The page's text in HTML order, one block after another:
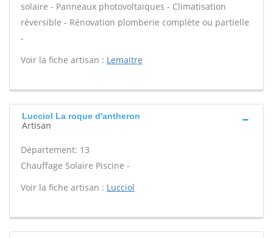
solaire - Panneaux photovoltaïques - Climatisation
réversible - Rénovation plomberie complète ou partielle
-
Voir la fiche artisan : Lemaitre
Lucciol La roque d'antheron
Artisan
Département: 13
Chauffage Solaire Piscine -
Voir la fiche artisan : Lucciol